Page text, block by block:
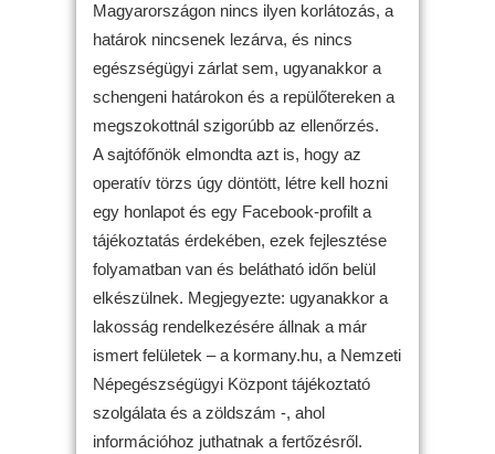
Magyarországon nincs ilyen korlátozás, a
határok nincsenek lezárva, és nincs
egészségügyi zárlat sem, ugyanakkor a
schengeni határokon és a repülőtereken a
megszokottnál szigorúbb az ellenőrzés.
A sajtófőnök elmondta azt is, hogy az
operatív törzs úgy döntött, létre kell hozni
egy honlapot és egy Facebook-profilt a
tájékoztatás érdekében, ezek fejlesztése
folyamatban van és belátható időn belül
elkészülnek. Megjegyezte: ugyanakkor a
lakosság rendelkezésére állnak a már
ismert felületek – a kormany.hu, a Nemzeti
Népegészségügyi Központ tájékoztató
szolgálata és a zöldszám -, ahol
információhoz juthatnak a fertőzésről.